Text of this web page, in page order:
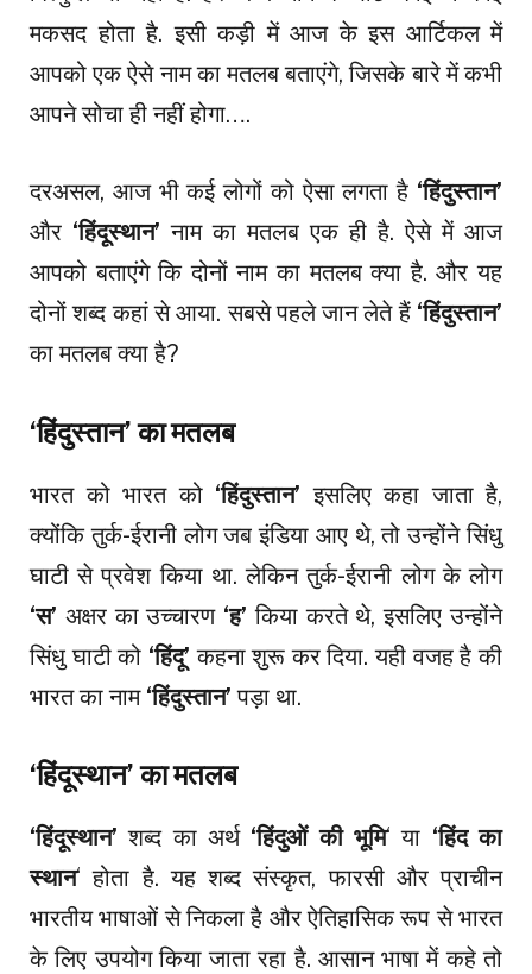
मकसद होता है. इसी कड़ी में आज के इस आर्टिकल में
आपको एक ऐसे नाम का मतलब बताएंगे, जिसके बारे में कभी
आपने सोचा ही नहीं होगा….
दरअसल, आज भी कई लोगों को ऐसा लगता है ‘हिंदुस्तान’
और ‘हिंदूस्थान’नाम का मतलब एक ही है. ऐसे में आज
आपको बताएंगे कि दोनों नाम का मतलब क्या है. और यह
दोनों शब्द कहां से आया. सबसे पहले जान लेते हैं ‘हिंदुस्तान’
का मतलब क्या है?
‘हिंदुस्तान’ का मतलब
भारत को भारत को ‘हिंदुस्तान’इसलिए कहा जाता है,
क्योंकि तुर्क-ईरानी लोग जब इंडिया आए थे, तो उन्होंने सिंधु
घाटी से प्रवेश किया था. लेकिन तुर्क-ईरानी लोग के लोग
‘स’ अक्षर का उच्चारण‘ह’ किया करते थे, इसलिए उन्होंने
सिंधु घाटी को ‘हिंदू’कहना शुरू कर दिया. यही वजह है की
भारत का नाम ‘हिंदुस्तान’पड़ा था.
‘हिंदूस्थान’ का मतलब
‘हिंदूस्थान’ शब्द का अर्थ ‘हिंदुओं की भूमि‘ या ‘हिंद का
स्थान‘ होता है. यह शब्द संस्कृत, फारसी और प्राचीन
भारतीय भाषाओं से निकला है और ऐतिहासिक रूप से भारत
के लिए उपयोग किया जाता रहा है. आसान भाषा में कहे तो